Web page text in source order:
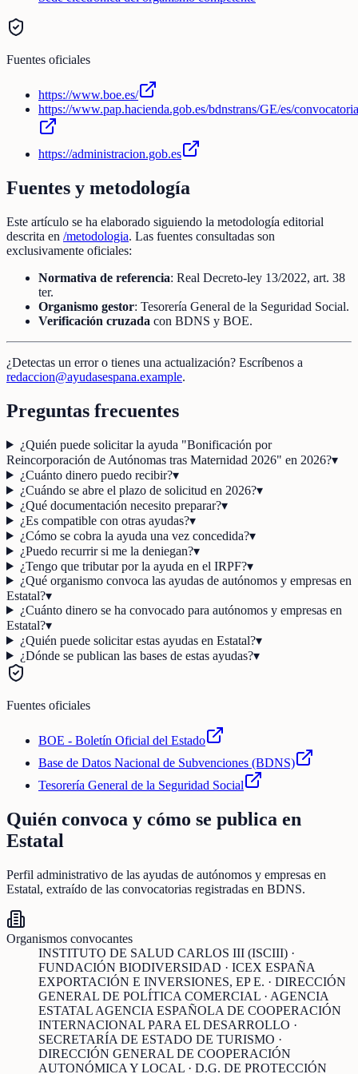
Fuentes oficiales
https://www.boe.es/
https://www.pap.hacienda.gob.es/bdnstrans/GE/es/
https://administracion.gob.es
Fuentes y metodología
Este artículo se ha elaborado siguiendo la metodología editorial
descrita en /metodologia. Las fuentes consultadas son
exclusivamente oficiales:
Normativa de referencia: Real Decreto-ley 13/2022, art. 38
ter.
Organismo gestor: Tesorería General de la Seguridad Social.
Verificación cruzada con BDNS y BOE.
¿Detectas un error o tienes una actualización? Escríbenos a
redaccion@ayudasespana.example.
Preguntas frecuentes
¿Quién puede solicitar la ayuda "Bonificación por
Reincorporación de Autónomas tras Maternidad 2026" en 2026?▾
¿Cuánto dinero puedo recibir?▾
¿Cuándo se abre el plazo de solicitud en 2026?▾
¿Qué documentación necesito preparar?▾
¿Es compatible con otras ayudas?▾
¿Cómo se cobra la ayuda una vez concedida?▾
¿Puedo recurrir si me la deniegan?▾
¿Tengo que tributar por la ayuda en el IRPF?▾
¿Qué organismo convoca las ayudas de autónomos y empresas en
Estatal?▾
¿Cuánto dinero se ha convocado para autónomos y empresas en
Estatal?▾
¿Quién puede solicitar estas ayudas en Estatal?▾
¿Dónde se publican las bases de estas ayudas?▾
Fuentes oficiales
BOE - Boletín Oficial del Estado
Base de Datos Nacional de Subvenciones (BDNS)
Tesorería General de la Seguridad Social
Quién convoca y cómo se publica en
Estatal
Perfil administrativo de las ayudas de autónomos y empresas en
Estatal, extraído de las convocatorias registradas en BDNS.
Organismos convocantes
INSTITUTO DE SALUD CARLOS III (ISCIII) ·
FUNDACIÓN BIODIVERSIDAD · ICEX ESPAÑA
EXPORTACIÓN E INVERSIONES, EP E. · DIRECCIÓN
GENERAL DE POLÍTICA COMERCIAL · AGENCIA
ESTATAL AGENCIA ESPAÑOLA DE COOPERACIÓN
INTERNACIONAL PARA EL DESARROLLO ·
SECRETARÍA DE ESTADO DE TURISMO ·
DIRECCIÓN GENERAL DE COOPERACIÓN
AUTONÓMICA Y LOCAL · D.G. DE PROTECCIÓN